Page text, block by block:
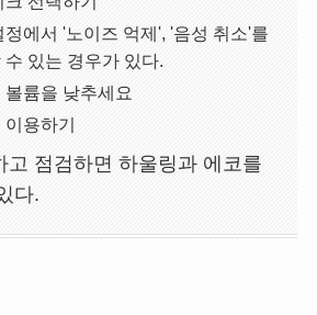
정에서 '노이즈 억제', '음성 취소'를
수 있는 경우가 있다.
볼륨을 낮추세요
이용하기
고 점검하면 하울링과 에코를
다.